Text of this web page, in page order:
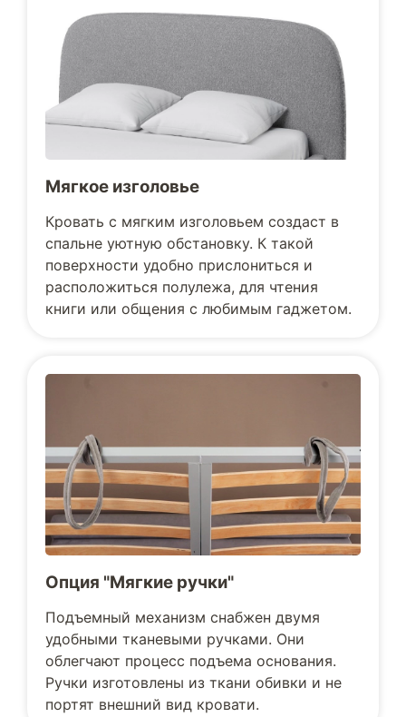
Мягкое изголовье
Кровать с мягким изголовьем создаст в
спальне уютную обстановку. К такой
поверхности удобно прислониться и
расположиться полулежа, для чтения
книги или общения с любимым гаджетом.
Опция "Мягкие ручки"
Подъемный механизм снабжен двумя
удобными тканевыми ручками. Они
облегчают процесс подъема основания.
Ручки изготовлены из ткани обивки и не
портят внешний вид кровати.